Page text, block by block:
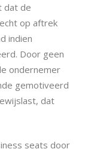
dat de
op aftrek
indien
Door geen
ondernemer
gemotiveerd
dat
seats door